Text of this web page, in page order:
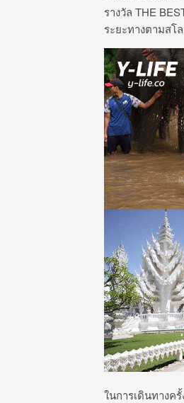
รางวัล THE
ระยะทางตามสโ
ในการเดินทางค